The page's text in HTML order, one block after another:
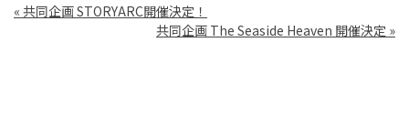
« 共同企画 STORYARC開催決定！
共同企画 The Seaside Heaven 開催決定 »